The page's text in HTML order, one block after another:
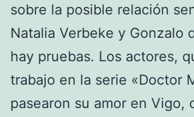
sobre la posible relación
Natalia Verbeke y Gonzalo
hay pruebas. Los actores,
trabajo en la serie «Doctor
pasearon su amor en Vigo,